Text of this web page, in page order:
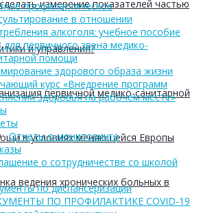
измерение показателей частью
и управления?
первичной медико-санитарной
в условиях меняющейся Европы
ведения хронических больных в
профилактическое
в отношении
алкоголя: учебное пособие
первичного звена медико-
помощи
здорового образа жизни
курс «Внедрение программ
здоровья на рабочем месте»
Отчеты о мониторинге
о сотрудничестве со школой
по диспансеризации
ПО ПРОФИЛАКТИКЕ COVID-19